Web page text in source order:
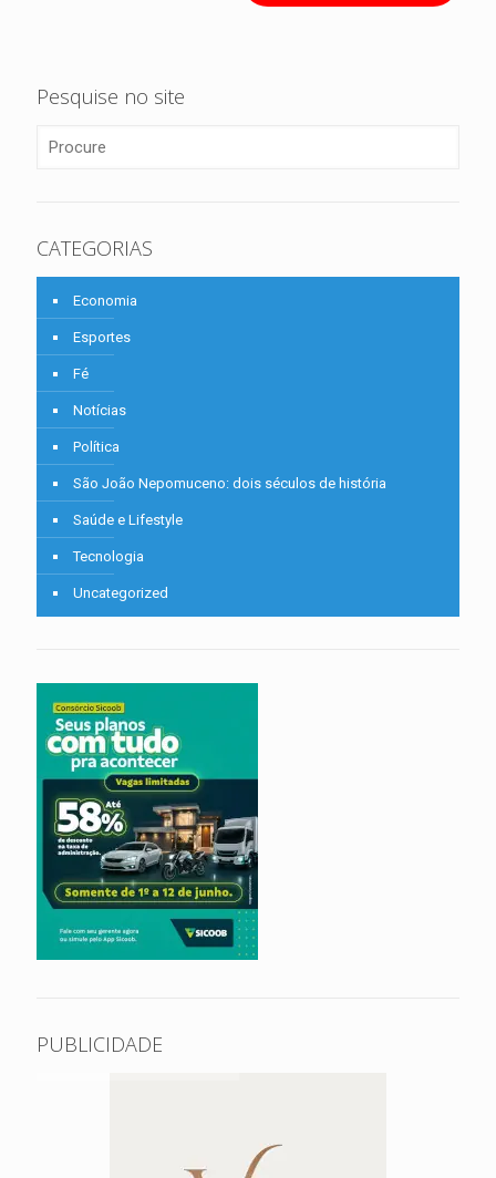
Pesquise no site
CATEGORIAS
Economia
Esportes
Fé
Notícias
Política
São João Nepomuceno: dois séculos de história
Saúde e Lifestyle
Tecnologia
Uncategorized
PUBLICIDADE